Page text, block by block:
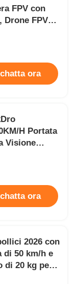
FPV con
Drone FPV
Volo di
chatta ora
H Portata
Visione
Telaio in
Ispezioni
chatta ora
2026 con
di 50 km/h e
di 20 kg per